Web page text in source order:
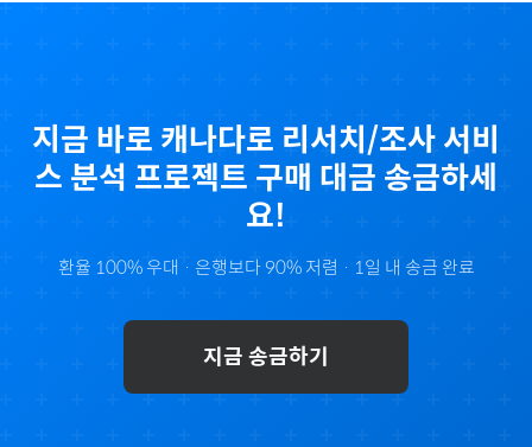
지금 바로 캐나다로 리서치/조사 서비
스 분석 프로젝트 구매 대금 송금하세
요!
환율 100% 우대 · 은행보다 90% 저렴 · 1일 내 송금 완료
지금 송금하기